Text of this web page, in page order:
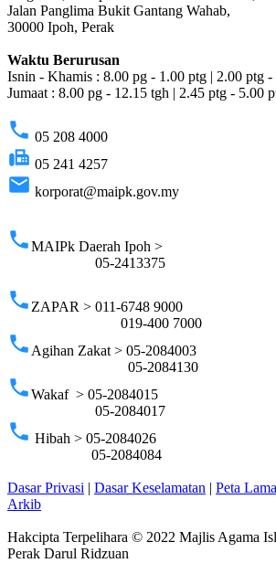
Jalan Panglima Bukit Gantang Wahab,
30000 Ipoh, Perak
Waktu Berurusan
Isnin - Khamis : 8.00 pg - 1.00 ptg | 2.00 ptg -
Jumaat : 8.00 pg - 12.15 tgh | 2.45 ptg - 5.00
phone 05 208 4000
fax 05 241 4257
email korporat@maipk.gov.my
phoneMAIPk Daerah Ipoh >
05-2413375
phone ZAPAR > 011-6748 9000
019-400 7000
phone Agihan Zakat > 05-2084003
05-2084130
phoneWakaf > 05-2084015
05-2084017
phone Hibah > 05-2084026
05-2084084
Dasar Privasi | Dasar Keselamatan | Peta
Arkib
Hakcipta Terpelihara © 2022 Majlis Agama
Perak Darul Ridzuan